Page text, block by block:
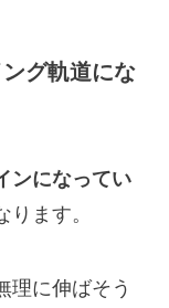
グ軌道にな
ンになってい
ます。
理に伸ばそう